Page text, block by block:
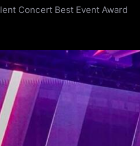
Concert Best Event Award